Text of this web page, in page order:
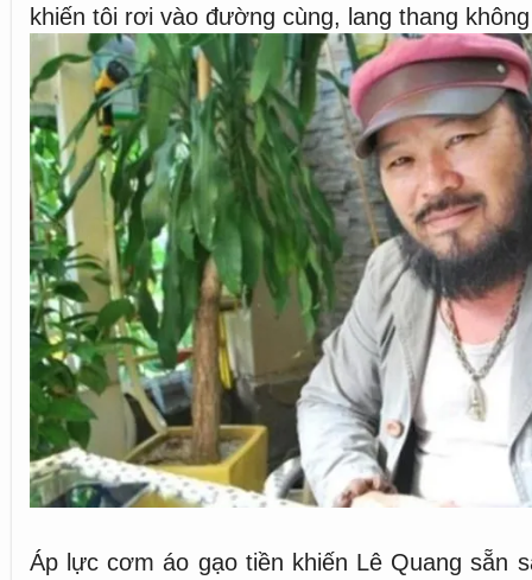
khiến tôi rơi vào đường cùng, lang thang
Áp lực cơm áo gạo tiền khiến Lê Quang sẵn